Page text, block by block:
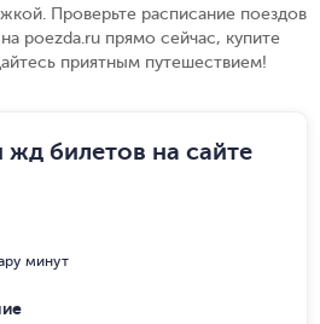
Проверьте расписание поездов
poezda.ru прямо сейчас, купите
приятным путешествием!
билетов на сайте
минут